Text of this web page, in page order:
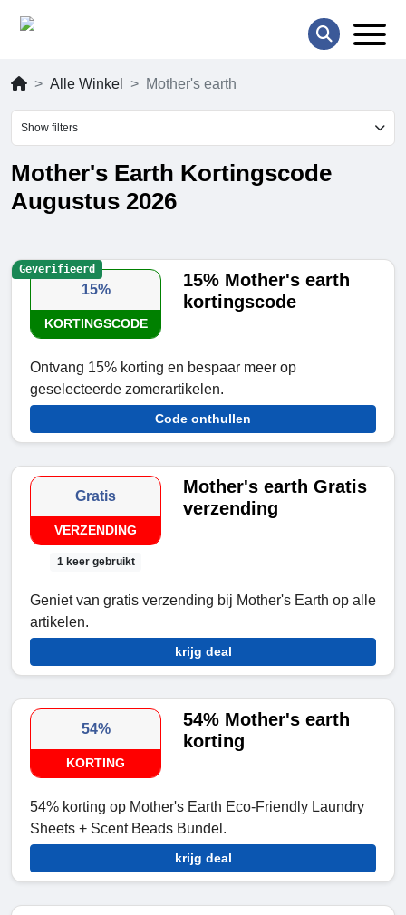
Alle Winkel Mother's earth
Show filters
Mother's Earth Kortingscode
Augustus 2026
15%
KORTINGSCODE
15% Mother's earth
kortingscode
Ontvang 15% korting en bespaar meer op
geselecteerde zomerartikelen.
Code onthullen
Geverifieerd
Gratis
VERZENDING
1 keer gebruikt
Mother's earth Gratis
verzending
Geniet van gratis verzending bij Mother's Earth op alle
artikelen.
krijg deal
54%
KORTING
54% Mother's earth
korting
54% korting op Mother's Earth Eco-Friendly Laundry
Sheets + Scent Beads Bundel.
krijg deal